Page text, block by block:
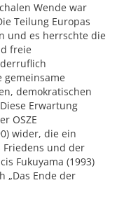
Wende war
Teilung Europas
und es herrschte die
freie
demokratischen
Erwartung
OSZE
wider, die ein
Friedens und der
Fukuyama (1993)
„Das Ende der